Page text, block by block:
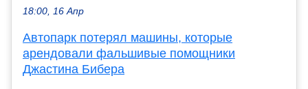
18:00, 16 Апр
Автопарк потерял машины, которые
арендовали фальшивые помощники
Джастина Бибера